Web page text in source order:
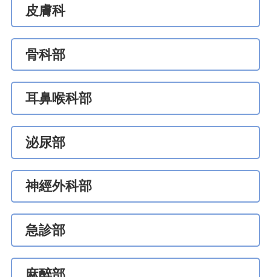
皮膚科
骨科部
耳鼻喉科部
泌尿部
神經外科部
急診部
麻醉部